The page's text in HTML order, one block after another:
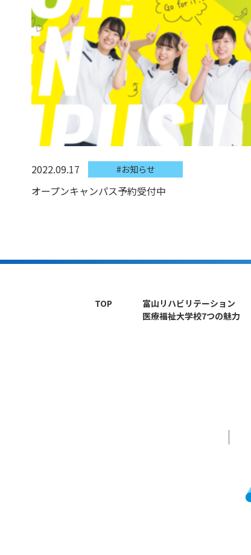
2022.09.17 #お知らせ
オープンキャンパス予約受付中
TOP
富山リハビリテーション
医療福祉大学校7つの魅力